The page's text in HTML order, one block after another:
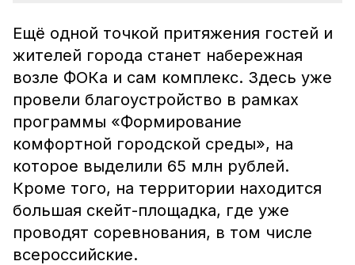
Ещё одной точкой притяжения гостей и
жителей города станет набережная
возле ФОКа и сам комплекс. Здесь уже
провели благоустройство в рамках
программы «Формирование
комфортной городской среды», на
которое выделили 65 млн рублей.
Кроме того, на территории находится
большая скейт-площадка, где уже
проводят соревнования, в том числе
всероссийские.